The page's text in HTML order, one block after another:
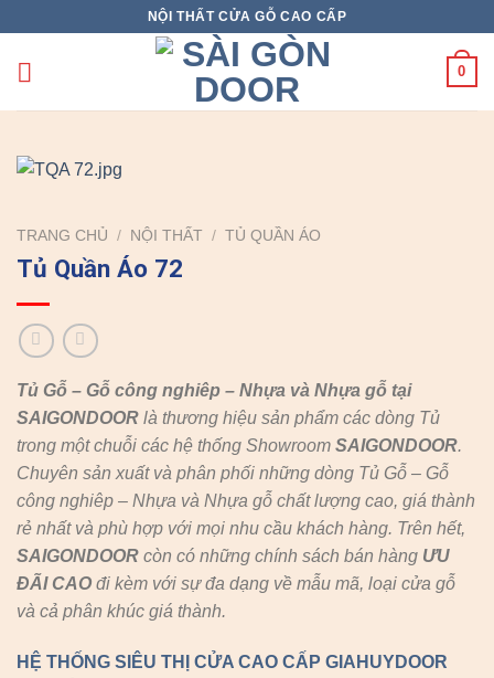
content
NỘI THẤT CỬA GỖ CAO CẤP
0
TRANG CHỦ / NỘI THẤT / TỦ QUẦN ÁO
Tủ Quần Áo 72
Tủ Gỗ – Gỗ công nghiêp – Nhựa và Nhựa gỗ tại
SAIGONDOOR là thương hiệu sản phẩm các dòng Tủ
trong một chuỗi các hệ thống Showroom SAIGONDOOR.
Chuyên sản xuất và phân phối những dòng Tủ Gỗ – Gỗ
công nghiêp – Nhựa và Nhựa gỗ chất lượng cao, giá thành
rẻ nhất và phù hợp với mọi nhu cầu khách hàng. Trên hết,
SAIGONDOOR còn có những chính sách bán hàng ƯU
ĐÃI CAO đi kèm với sự đa dạng về mẫu mã, loại cửa gỗ
và cả phân khúc giá thành.
HỆ THỐNG SIÊU THỊ CỬA CAO CẤP GIAHUYDOOR